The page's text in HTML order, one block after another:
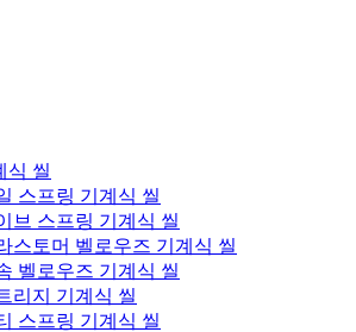
식 씰
스프링 기계식 씰
브 스프링 기계식 씰
스토머 벨로우즈 기계식 씰
벨로우즈 기계식 씰
리지 기계식 씰
스프링 기계식 씰